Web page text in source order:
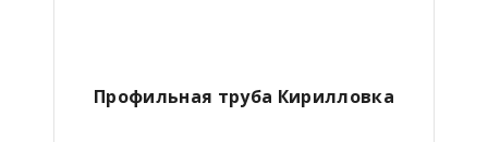
Профильная труба Кирилловка